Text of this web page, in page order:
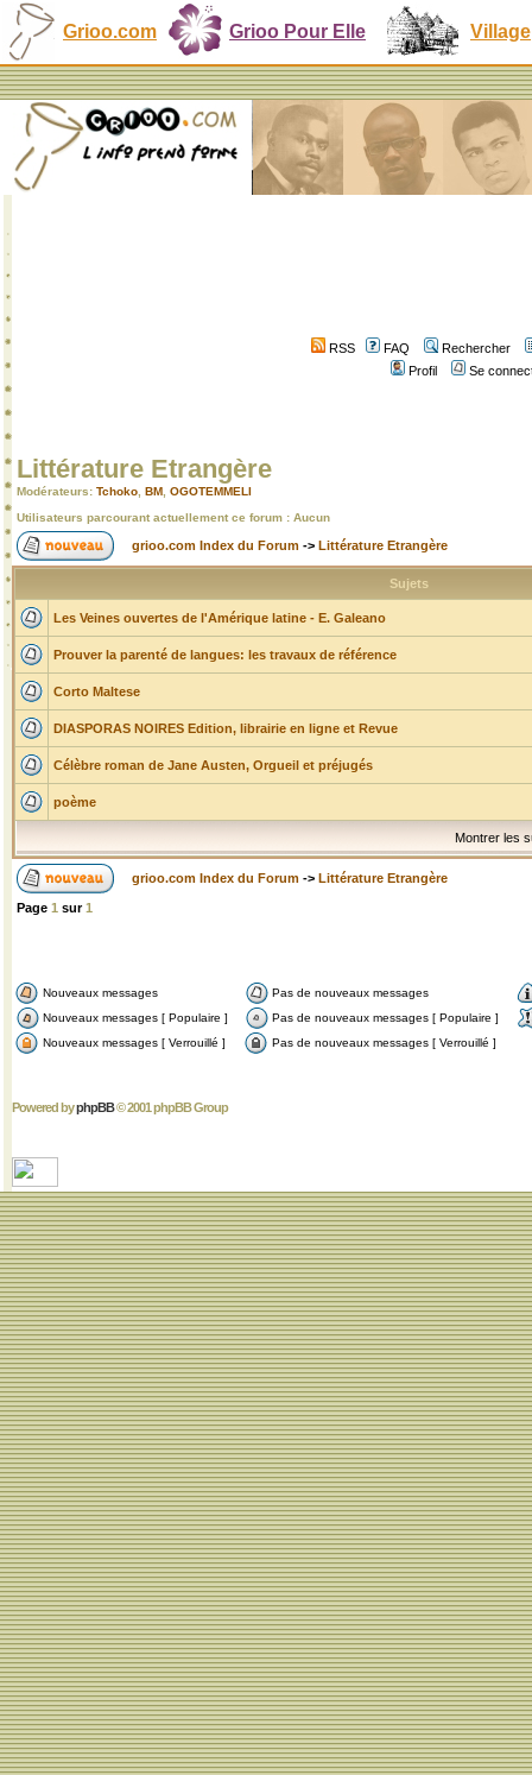
Grioo.com Grioo Pour Elle Village
RSS FAQ
Rechercher
Profil
Se
Littérature Etrangère
Modérateurs: Tchoko BM OGOTEMMELI
Utilisateurs parcourant actuellement ce forum : Aucun
grioo.com Index du Forum -> Littérature Etrangère
Sujets
Les Veines ouvertes de l'Amérique latine - E. Galeano
Prouver la parenté de langues: les travaux de référence
Corto Maltese
DIASPORAS NOIRES Edition, librairie en ligne et Revue
Célèbre roman de Jane Austen, Orgueil et préjugés
poème
Montrer les
grioo.com Index du Forum -> Littérature Etrangère
Page 1 sur1
Nouveaux messages
Pas de nouveaux messages
Nouveaux messages [ Populaire ]
Pas de nouveaux messages [ Populaire ]
Nouveaux messages [ Verrouillé ]
Pas de nouveaux messages [ Verrouillé ]
Powered byphpBB© 2001 phpBB Group